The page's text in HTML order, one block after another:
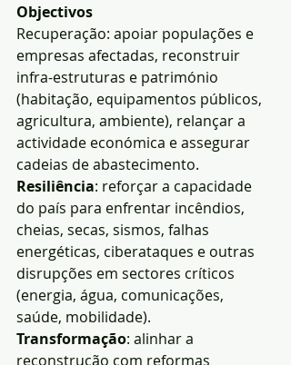
Objectivos
Recuperação: apoiar populações e
empresas afectadas, reconstruir
infra-estruturas e património
(habitação, equipamentos públicos,
agricultura, ambiente), relançar a
actividade económica e assegurar
cadeias de abastecimento.
Resiliência: reforçar a capacidade
do país para enfrentar incêndios,
cheias, secas, sismos, falhas
energéticas, ciberataques e outras
disrupções em sectores críticos
(energia, água, comunicações,
saúde, mobilidade).
Transformação: alinhar a
reconstrução com reformas